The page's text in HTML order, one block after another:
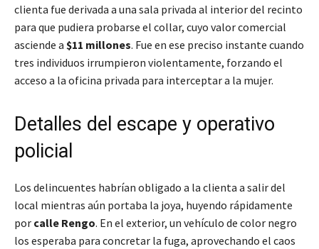
clienta fue derivada a una sala privada al interior del recinto
para que pudiera probarse el collar, cuyo valor comercial
asciende a $11 millones. Fue en ese preciso instante cuando
tres individuos irrumpieron violentamente, forzando el
acceso a la oficina privada para interceptar a la mujer.
Detalles del escape y operativo
policial
Los delincuentes habrían obligado a la clienta a salir del
local mientras aún portaba la joya, huyendo rápidamente
por calle Rengo. En el exterior, un vehículo de color negro
los esperaba para concretar la fuga, aprovechando el caos